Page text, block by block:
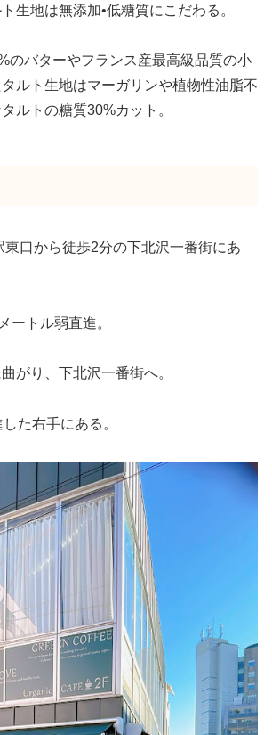
生地は無添加•低糖質にこだわる。
のバターやフランス産最高級品質の小
ルト生地はマーガリンや植物性油脂不
ルトの糖質30%カット。
東口から徒歩2分の下北沢一番街にあ
ートル弱直進。
がり、下北沢一番街へ。
た右手にある。